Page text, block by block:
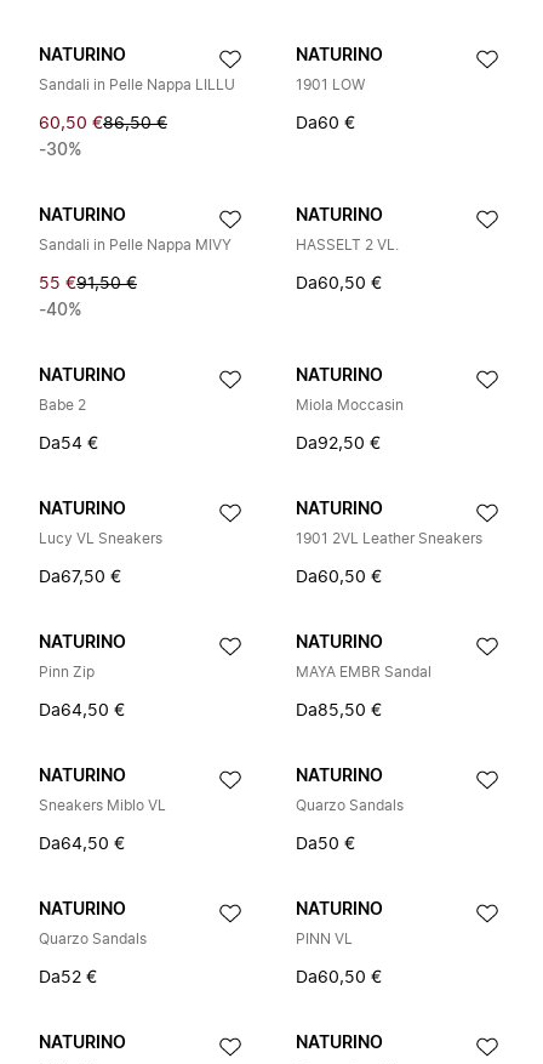
NATURINO
Sandali in Pelle Nappa LILLU
60,50 €86,50 €
-30%
NATURINO
1901 LOW
Da60 €
NATURINO
Sandali in Pelle Nappa MIVY
55 €91,50 €
-40%
NATURINO
HASSELT 2 VL.
Da60,50 €
NATURINO
Babe 2
Da54 €
NATURINO
Miola Moccasin
Da92,50 €
NATURINO
Lucy VL Sneakers
Da67,50 €
NATURINO
1901 2VL Leather Sneakers
Da60,50 €
NATURINO
Pinn Zip
Da64,50 €
NATURINO
MAYA EMBR Sandal
Da85,50 €
NATURINO
Sneakers Miblo VL
Da64,50 €
NATURINO
Quarzo Sandals
Da50 €
NATURINO
Quarzo Sandals
Da52 €
NATURINO
PINN VL
Da60,50 €
NATURINO NATURINO